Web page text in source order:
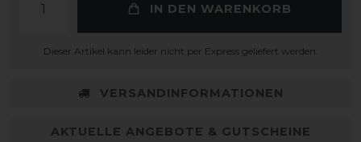
IN DEN WARENKORB
Dieser Artikel kann leider nicht per Express geliefert werden.
VERSANDINFORMATIONEN
AKTUELLE ANGEBOTE & GUTSCHEINE